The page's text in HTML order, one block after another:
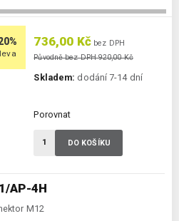
AP-4H
M12
736,00 Kč bez DPH
Původně bez DPH 920,00 Kč
Skladem: dodání 7-14 dní
Porovnat
DO KOŠÍKU